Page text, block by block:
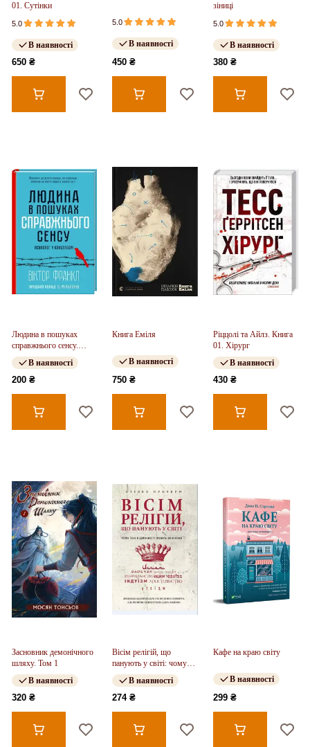
01. Сутінки
5.0
В наявності
650 ₴
5.0
В наявності
450 ₴
зіниці
5.0
В наявності
380 ₴
Людина в пошуках
справжнього сенсу.
Психолог у концтаборі
В наявності
200 ₴
Книга Еміля
В наявності
750 ₴
Ріццолі та Айлз. Книга
01. Хірург
В наявності
430 ₴
Засновник демонічного
шляху. Том 1
В наявності
320 ₴
Вісім релігій, що
панують у світі: чому
їхні відмінності мають
значенняВ наявності
274 ₴
Кафе на краю світу
В наявності
299 ₴